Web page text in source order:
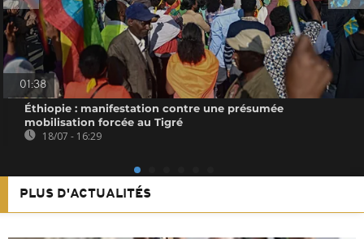
01:38
Éthiopie : manifestation contre une présumée
mobilisation forcée au Tigré
18/07 - 16:29
PLUS D'ACTUALITÉS